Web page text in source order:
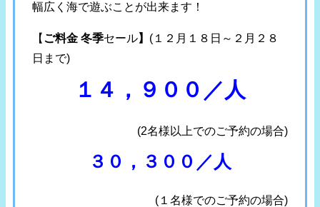
幅広く海で遊ぶことが出来ます！
【 ご料金 冬季セール】 (１２月１８日～２月２８
日まで)
１４，９００／人
(2名様以上でのご予約の場合)
３０，３００／人
(１名様でのご予約の場合)